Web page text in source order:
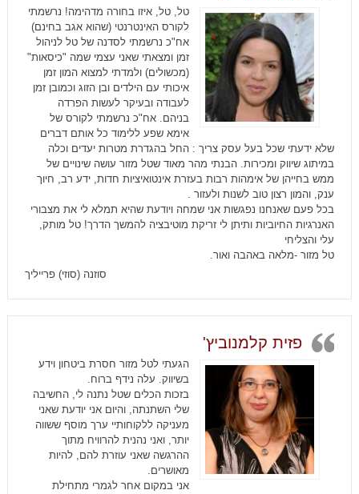
טל, טל, איזו בחורה מדהימה! נרשמתי
לקורס האינטרנטי (שהוא אגב בחינם)
אח"כ נרשמתי לסדנה של טל לניהול
זמן ומצאתי שאני עצמי שמה "כיסאות"
(מכשולים) ולמדתי למצוא המון זמן
איכותי עם הילדים ובן הזוג וכמובן זמן
לעבודה ובעיקר לעשות הפרדה
בניהם. אח"כ נרשמתי לקורס של
אימא שפע ללימוד כל אותם דברים
שלא ידעתי שכל בעל עסק צריך : החל בהגדרת מטרות יעדים וכלה
במיתוג שיווק ומכירות. הבנתי מהר מאוד שטל מזור עושה שינויים של
ממש בחייהן של אימהות רבות בעזרת אינטואיציות חדות, ידע רב, חיוך
ענק, והמון רצון טוב לשנות ולעזור .
בכל פעם שאנחנו נפגשות אני שמחה ויודעת שהיא תמלא לי את מצבורי
האנרגיות החיוביות ותיתן לי זריקת מוטיבציה להמשך הדרך! טל מותק,
עלי והצליחי
טל מזור -מלאה באהבה ואור.
סוזנה (סוזי) פרייליך
פזית קלמנוביץ'
הגעתי לטל מזור חסרת ביטחון וידע
בשיווק. עלה נידף ברוח.
בזכות הכלים שטל נתנה לי, החשיבה
שלי השתנתה, והיום אני יודעת שאני
מעניקה ללקוחותיי ערך מוסף ששווה
יותר, ואני נהנית להרוויח מתוך
ההרגשה שאני עוזרת להם, להיות
מאושרים.
אני במקום אחר לגמרי מתחילת